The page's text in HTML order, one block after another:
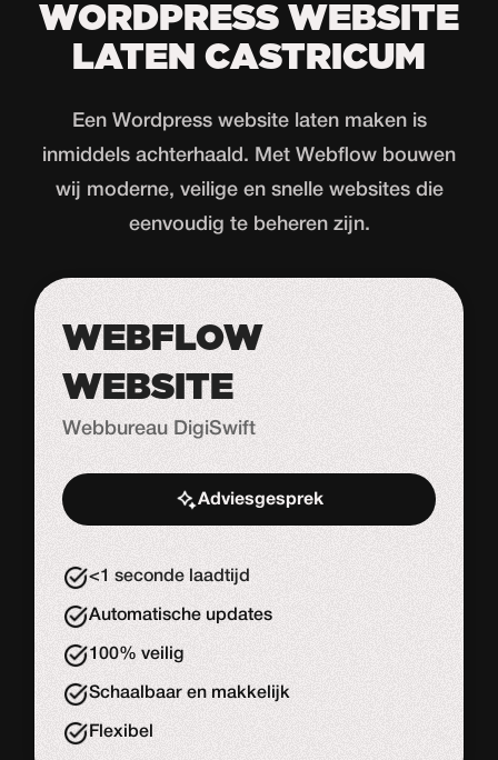
WORDPRESS WEBSITE
LATEN CASTRICUM
Een Wordpress website laten maken is
inmiddels achterhaald. Met Webflow bouwen
wij moderne, veilige en snelle websites die
eenvoudig te beheren zijn.
WEBFLOW
WEBSITE
Webbureau DigiSwift
Adviesgesprek
Start de uitdaging
<1 seconde laadtijd
Automatische updates
100% veilig
Schaalbaar en makkelijk
Flexibel